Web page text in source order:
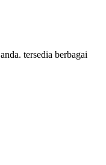
tersedia berbagai